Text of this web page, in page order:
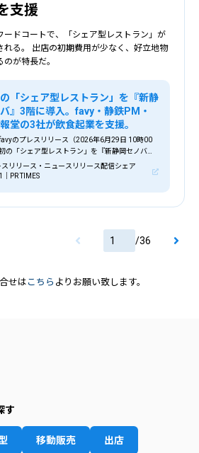
支援
ードコートで、「シェア型レストラン」が
れる。 出店の初期費用が少なく、好立地物
が特長だ。
「シェア型レストラン」を『新静
』3階に導入。favy・静鉄PM・
堂の3社が飲食起業を支援。
のプレスリリース（2026年6月29日 10時00
の「シェア型レストラン」を『新静岡セノバ』3
favy・静鉄PM・静岡博報堂の3社が飲食起業を
スリリース・ニュースリリース配信シェア
｜PR TIMES
/36
せは こちら よりお願い致します。
す
移動販売 出店